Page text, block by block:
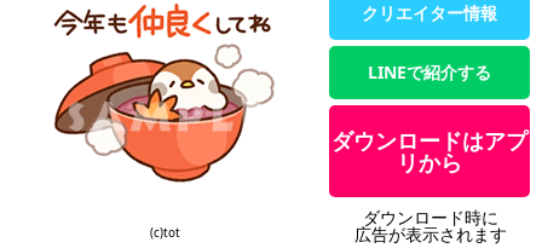
(c)tot
クリエイター情報
LINEで紹介する
ダウンロードはアプ
リから
ダウンロード時に
広告が表示されます